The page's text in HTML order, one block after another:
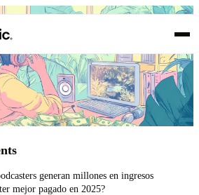
uso
generan millones en ingresos
mejor pagado en 2025?